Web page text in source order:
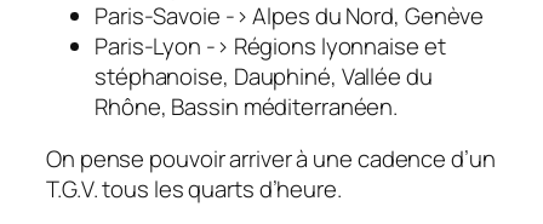
Paris-Savoie -> Alpes du Nord, Genève
Paris-Lyon -> Régions lyonnaise et
stéphanoise, Dauphiné, Vallée du
Rhône, Bassin méditerranéen.
On pense pouvoir arriver à une cadence d’un
T.G.V. tous les quarts d’heure.